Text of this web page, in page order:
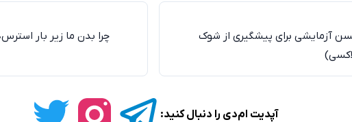
آزمایشی برای پیشگیری از شوک
چرا بدن ما زیر بار
آپدیت ام‌دی را دنبال کنید: